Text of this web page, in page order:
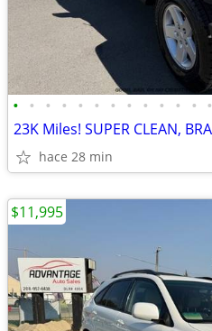
• • • • • • • • • • • • •
hace 28 min
$11,995